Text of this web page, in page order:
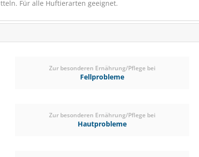
Für alle Huftierarten geeignet.
Zur besonderen Ernährung/Pflege bei
Fellprobleme
Zur besonderen Ernährung/Pflege bei
Hautprobleme
ergibt 4L